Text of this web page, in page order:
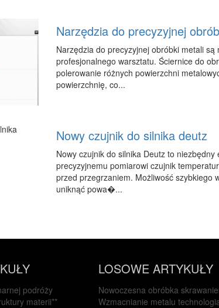
Narzędzia do precyzyjnej
Narzędzia do precyzyjnej obróbki metali
profesjonalnego warsztatu. Ściernice do
polerowanie różnych powierzchni
powierzchnię, co...
Nowy czujnik do silnika deutz
Nowy czujnik do silnika Deutz to
precyzyjnemu pomiarowi czujnik
przed przegrzaniem. Możliwość szybkiego
uniknąć powa�...
podróży
materii**
LOSOWE ARTYKUŁY
Nowoczesna obróbka
Wzmacnianie metalu